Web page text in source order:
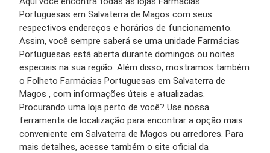
Portuguesas em Salvaterra de Magos com seus
respectivos endereços e horários de funcionamento.
Assim, você sempre saberá se uma unidade Farmácias
Portuguesas está aberta durante domingos ou noites
especiais na sua região. Além disso, mostramos também
o Folheto Farmácias Portuguesas em Salvaterra de
Magos , com informações úteis e atualizadas.
Procurando uma loja perto de você? Use nossa
ferramenta de localização para encontrar a opção mais
conveniente em Salvaterra de Magos ou arredores. Para
mais detalhes, acesse também o site oficial da